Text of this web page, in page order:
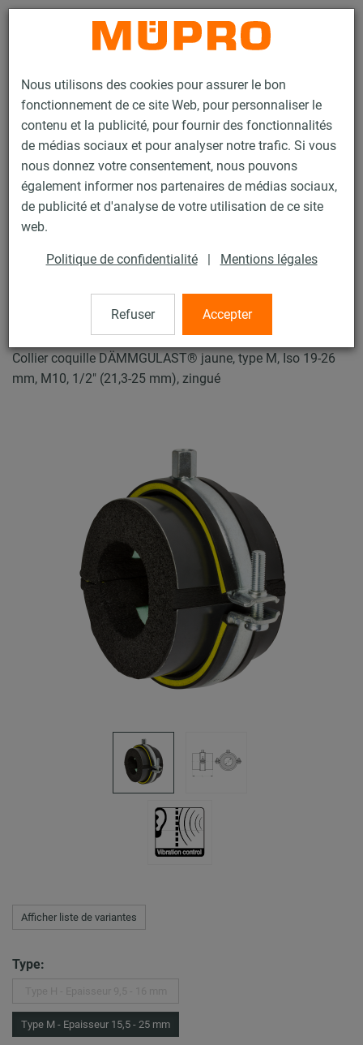
Nous utilisons des cookies pour assurer le bon
fonctionnement de ce site Web, pour personnaliser le
contenu et la publicité, pour fournir des fonctionnalités
de médias sociaux et pour analyser notre trafic. Si vous
nous donnez votre consentement, nous pouvons
également informer nos partenaires de médias sociaux,
de publicité et d'analyse de votre utilisation de ce site
web.
Politique de confidentialité | Mentions légales
Refuser Accepter
Contact
Produits Technique de fixation
Insonorisation
Colliers insonorisés
Collier coquille ISO Type H, M, T
Collier coquille ISO Type H, M,
Collier coquille DÄMMGULAST® jaune, type M, Iso 19-26
mm, M10, 1/2" (21,3-25 mm), zingué
Afficher liste de variantes
Type:
Type M - Epaisseur 15,5 - 25 mm